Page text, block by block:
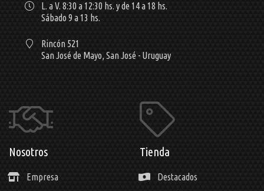
L. a V. 8:30 a 12:30 hs. y de 14 a 18 hs.
Sábado 9 a 13 hs.
Rincón 521
San José de Mayo,San José - Uruguay
Nosotros
Empresa
Tienda
Destacados